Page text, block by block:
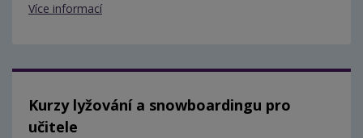
Více informací
Kurzy lyžování a snowboardingu pro
učitele